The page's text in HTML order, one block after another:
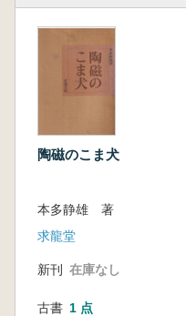
陶磁のこま犬
本多静雄 著
求龍堂
新刊 在庫なし
古書 1 点